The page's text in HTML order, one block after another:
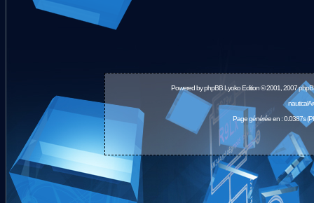
Powered byphpBBLyoko Edition © 2001, 2007
Page générée en : 0.0387s